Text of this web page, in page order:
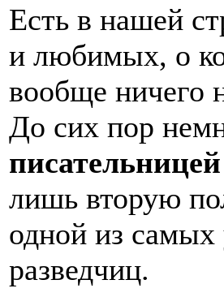
Есть в нашей
и любимых, о
вообще ничего
До сих пор
лишь вторую
одной из
разведчиц.